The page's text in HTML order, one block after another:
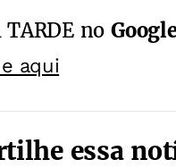
TARDE no
aqui
essa